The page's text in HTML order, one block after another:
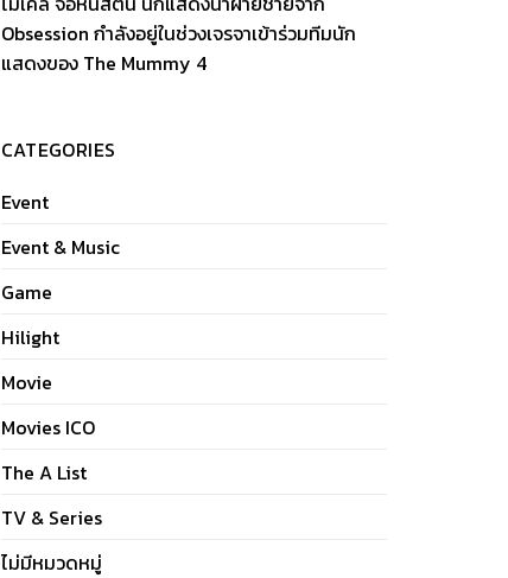
Obsession กำลังอยู่ในช่วงเจรจาเข้าร่วมทีมนัก
แสดงของ The Mummy 4
CATEGORIES
Event
Event & Music
Game
Hilight
Movie
Movies ICO
The A List
TV & Series
ไม่มีหมวดหมู่